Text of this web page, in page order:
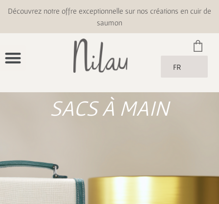
Découvrez notre offre exceptionnelle sur nos créations en cuir de
saumon
FR
SACS À MAIN